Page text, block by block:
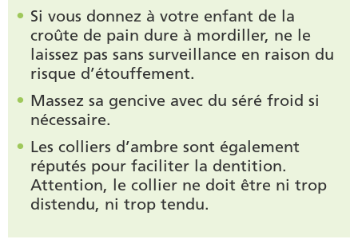
Si vous donnez à votre enfant de la
croûte de pain dure à mordiller, ne le
laissez pas sans surveillance en raison du
risque d’étouffement.
Massez sa gencive avec du séré froid si
nécessaire.
Les colliers d’ambre sont également
réputés pour faciliter la dentition.
Attention, le collier ne doit être ni trop
distendu, ni trop tendu.